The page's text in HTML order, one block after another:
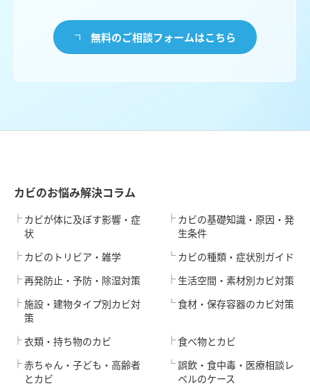
無料のご相談フォームはこちら
カビのお悩み解決コラム
カビが体に及ぼす影響・症
状
カビのトリビア・雑学
カビの基礎知識・原因・発
生条件
カビの種類・症状別ガイド
再発防止・予防・除湿対策
施設・建物タイプ別カビ対
策
生活空間・素材別カビ対策
食材・保存容器のカビ対策
衣類・持ち物のカビ
赤ちゃん・子ども・高齢者
とカビ
食べ物とカビ
誤飲・食中毒・医療相談レ
ベルのケース